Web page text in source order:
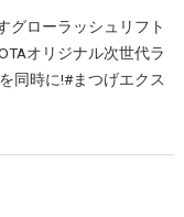
グローラッシュリフト
オリジナル次世代ラ
同時に!#まつげエクス